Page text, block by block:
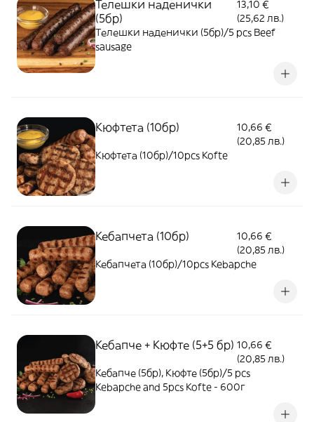
Телешки наденички
(5бр)
13,10 €
(25,62 лв.)
Телешки наденички (5бр)/5 pcs Beef
sausage
Кюфтета (10бр)
10,66 €
(20,85 лв.)
Кюфтета (10бр)/10pcs Kofte
Кебапчета (10бр)
10,66 €
(20,85 лв.)
Кебапчета (10бр)/10pcs Kebapche
Кебапче + Кюфте (5+5 бр) 10,66 €
(20,85 лв.)
Кебапче (5бр), Кюфте (5бр)/5 pcs
Kebapche and 5pcs Kofte - 600г